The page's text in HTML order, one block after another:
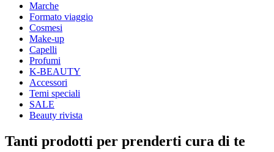
Marche
Formato viaggio
Cosmesi
Make-up
Capelli
Profumi
K-BEAUTY
Accessori
Temi speciali
SALE
Beauty rivista
Tanti prodotti per prenderti cura di te